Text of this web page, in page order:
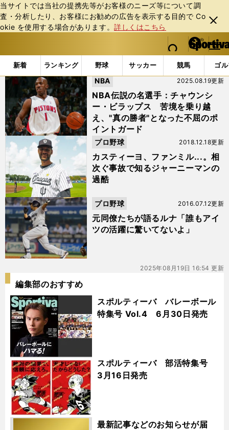
当サイトでは当社の提携先等がお客様のニーズ等について調
査・分析したり、お客様にお勧めの広告を表⽰する⽬的で Co
okie を使⽤する場合があります。詳しくはこちら
閉じ
る
web Sportiva (webスポルティーバ)
検索
マイペ
ー
ジ
メニュ
新着 ランキング 野球 サッカー 競馬 ゴ
b
ス
ィ
ー
バ
「#ジャーニーマン」の最新ニュース・ 情報
NBA伝説の名選手：チャウンシ
ー・ビラップス 苦境を乗り越
え、"真の勝者"となった不屈のポ
イントガード
2025.08.19更新
NBA
カスティーヨ、ファンミル...。相
次ぐ事故で知るジャーニーマンの
過酷
2018.12.18更新
プロ野球
元同僚たちが語るルナ「誰もアイ
ツの活躍に驚いてないよ」
2016.07.12更新
プロ野球
2025年08月19日 16:54 更新
編集部のおすすめ
スポルティーバ バレーボール
特集号 Vol.4 6月30日発売
スポルティーバ 部活特集号
3月16日発売
最新記事などのお知らせが届